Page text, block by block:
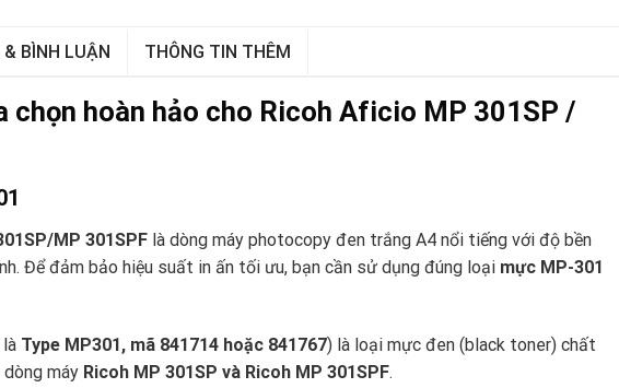
BÌNH LUẬN THÔNG TIN THÊM
hoàn hảo cho Ricoh Aficio MP 301SP /
MP 301SPF là dòng máy photocopy đen trắng A4 nổi tiếng với độ bền
Để đảm bảo hiệu suất in ấn tối ưu, bạn cần sử dụng đúng loại mực MP-301
Type MP301, mã 841714 hoặc 841767) là loại mực đen (black toner) chất
máy Ricoh MP 301SP và Ricoh MP 301SPF.